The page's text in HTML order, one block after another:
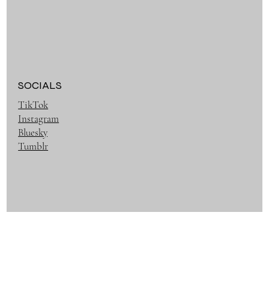
SOCIALS
TikTok
Instagram
Bluesky
Tumblr